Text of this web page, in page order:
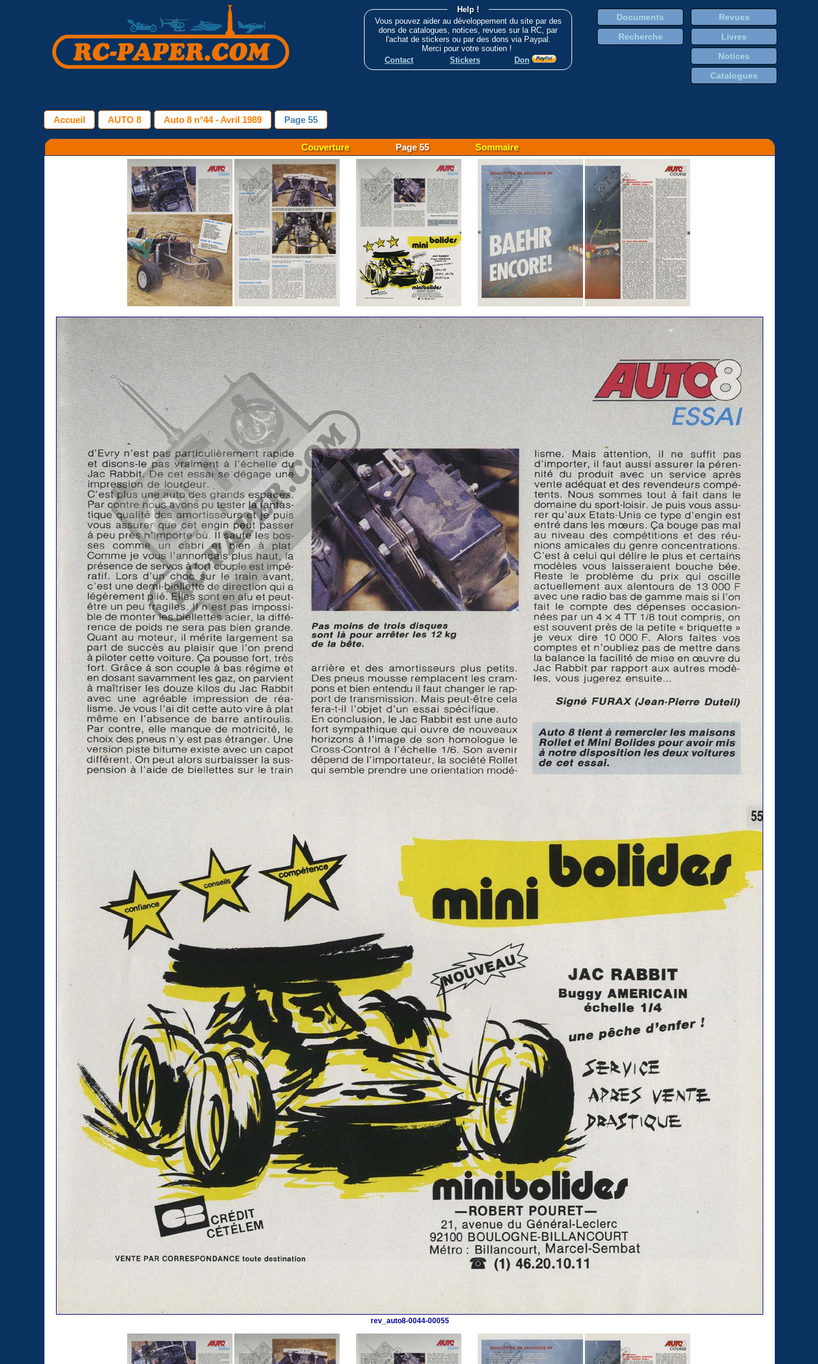
Help !
Vous pouvez aider au développement du site par des
dons de catalogues, notices, revues sur la RC, par
l'achat de stickers ou par des dons via Paypal.
Merci pour votre soutien !
Contact
Stickers Don
Documents
Recherche
Revues
Livres
Notices
Catalogues
Accueil AUTO 8 Auto 8 n°44 - Avril 1989 Page 55
CouverturePage 55 Sommaire
rev_auto8-0044-00055